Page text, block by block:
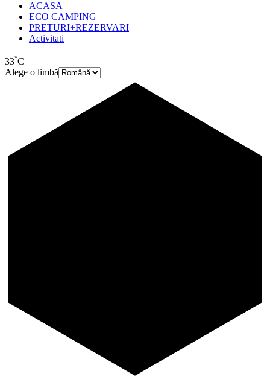
ACASA
ECO CAMPING
PRETURI+REZERVARI
Activitati
33°C
Alege o limbă